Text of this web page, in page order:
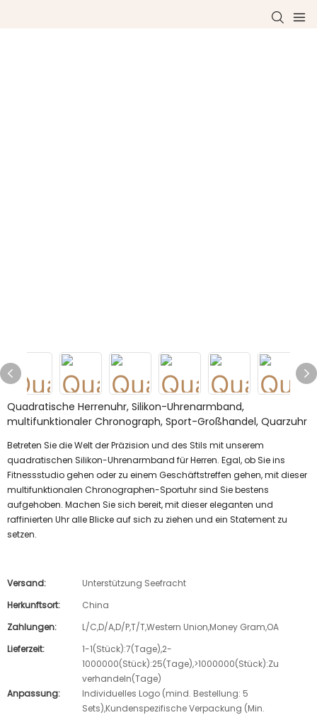
Quadratische Herrenuhr, Silikon-Uhrenarmband,
multifunktionaler Chronograph, Sport-Großhandel, Quarzuhr
Betreten Sie die Welt der Präzision und des Stils mit unserem
quadratischen Silikon-Uhrenarmband für Herren. Egal, ob Sie ins
Fitnessstudio gehen oder zu einem Geschäftstreffen gehen, mit dieser
multifunktionalen Chronographen-Sportuhr sind Sie bestens
aufgehoben. Machen Sie sich bereit, mit dieser eleganten und
raffinierten Uhr alle Blicke auf sich zu ziehen und ein Statement zu
setzen.
Versand:
Unterstützung Seefracht
Herkunftsort:
China
Zahlungen:
L/C,D/A,D/P,T/T,Western Union,Money Gram,OA
Lieferzeit:
1-1(Stück):7(Tage),2-
1000000(Stück):25(Tage),>1000000(Stück):Zu
verhandeln(Tage)
Anpassung:
Individuelles Logo (mind. Bestellung: 5
Sets),Kundenspezifische Verpackung (Min.